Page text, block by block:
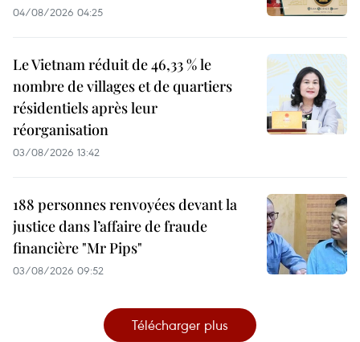
04/08/2026 04:25
Le Vietnam réduit de 46,33 % le
nombre de villages et de quartiers
résidentiels après leur
réorganisation
03/08/2026 13:42
188 personnes renvoyées devant la
justice dans l’affaire de fraude
financière "Mr Pips"
03/08/2026 09:52
Télécharger plus